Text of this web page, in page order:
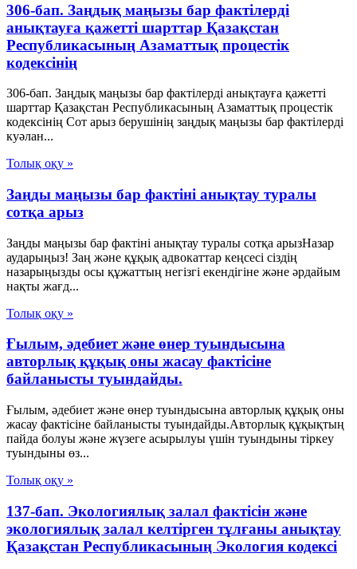
306-бап. Заңдық маңызы бар фактілерді
анықтауға қажетті шарттар Қазақстан
Республикасының Азаматтық процестік
кодексінің
306-бап. Заңдық маңызы бар фактілерді анықтауға қажетті
шарттар Қазақстан Республикасының Азаматтық процестік
кодексінің Сот арыз берушінің заңдық маңызы бар фактілерді
куәлан...
Толық оқу »
Заңды маңызы бар фактіні анықтау туралы
сотқа арыз
Заңды маңызы бар фактіні анықтау туралы сотқа арызНазар
аударыңыз! Заң және құқық адвокаттар кеңсесі сіздің
назарыңызды осы құжаттың негізгі екендігіне және әрдайым
нақты жағд...
Толық оқу »
Ғылым, әдебиет және өнер туындысына
авторлық құқық оны жасау фактісіне
байланысты туындайды.
Ғылым, әдебиет және өнер туындысына авторлық құқық оны
жасау фактісіне байланысты туындайды.Авторлық құқықтың
пайда болуы және жүзеге асырылуы үшін туындыны тіркеу
туындыны өз...
Толық оқу »
137-бап. Экологиялық залал фактісін және
экологиялық залал келтірген тұлғаны анықтау
Қазақстан Республикасының Экология кодексі